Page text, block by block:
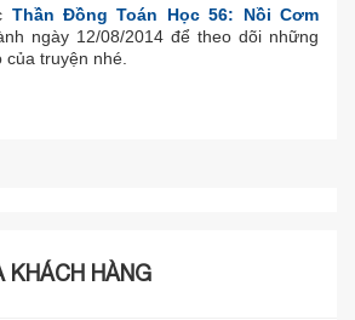
Thần Đồng Toán Học 56: Nồi Cơm
ngày 12/08/2014 để theo dõi những
truyện nhé.
KHÁCH HÀNG